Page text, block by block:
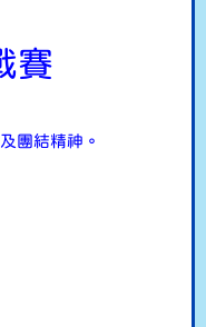
賽
團結精神。